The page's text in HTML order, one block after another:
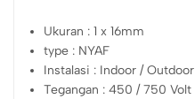
Ukuran : 1 x 16mm
type : NYAF
Instalasi : Indoor / Outdoor
Tegangan : 450 / 750 Volt